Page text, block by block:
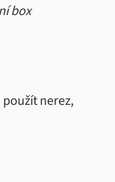
box
nerez,